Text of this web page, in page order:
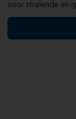
voor stralende en